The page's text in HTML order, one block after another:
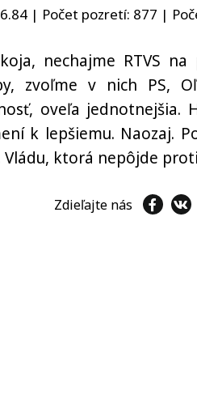
6.84 | Počet pozretí: 877 |
nechajme RTVS
zvoľme v nich PS,
oveľa jednotnejšia.
k lepšiemu. Naozaj.
Vládu, ktorá nepôjde
Zdieľajte nás